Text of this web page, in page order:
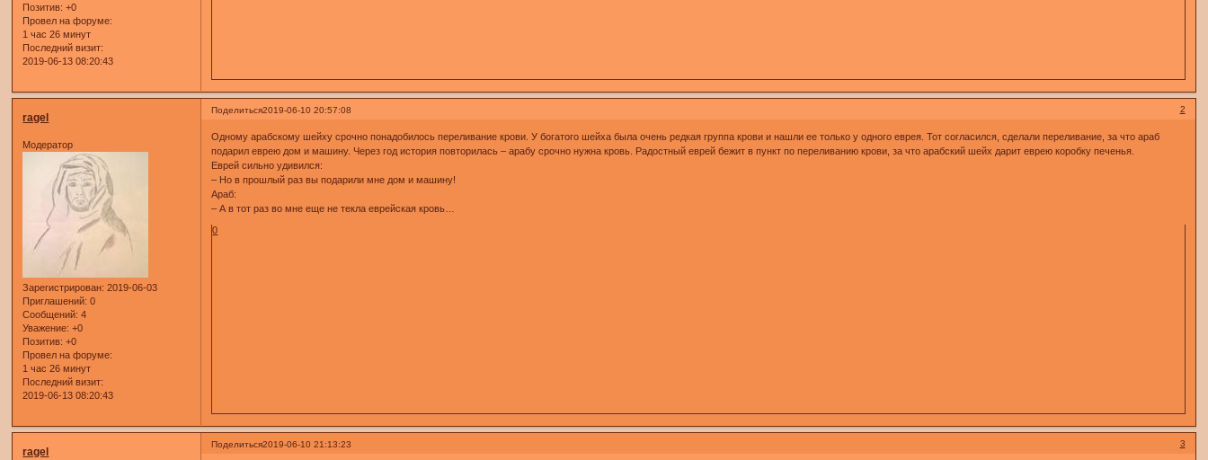
Позитив: +0
Провел на форуме:
1 час 26 минут
Последний визит:
2019-06-13 08:20:43
Поделиться 2
2019-06-10 20:57:08
ragel
Модератор
Зарегистрирован: 2019-06-03
Приглашений: 0
Сообщений: 4
Уважение: +0
Позитив: +0
Провел на форуме:
1 час 26 минут
Последний визит:
2019-06-13 08:20:43
Одному арабскому шейху срочно понадобилось переливание крови. У богатого шейха была очень редкая группа крови и нашли ее только у одного еврея. Тот согласился, сделали переливание, за что араб
подарил еврею дом и машину. Через год история повторилась – арабу срочно нужна кровь. Радостный еврей бежит в пункт по переливанию крови, за что арабский шейх дарит еврею коробку печенья.
Еврей сильно удивился:
– Но в прошлый раз вы подарили мне дом и машину!
Араб:
– А в тот раз во мне еще не текла еврейская кровь…
0
Поделиться 3
2019-06-10 21:13:23
ragel